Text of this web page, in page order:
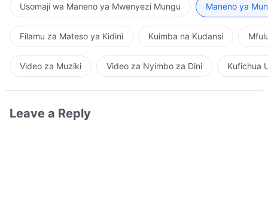
Usomaji wa Maneno ya Mwenyezi Mungu Maneno ya
Filamu za Mateso ya Kidini Kuimba na Kudansi
Video za Muziki Video za Nyimbo za Dini Kufichua
Leave a Reply